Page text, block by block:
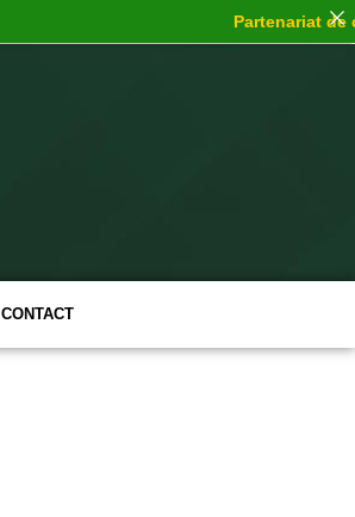
CONTACT
Partenariat de